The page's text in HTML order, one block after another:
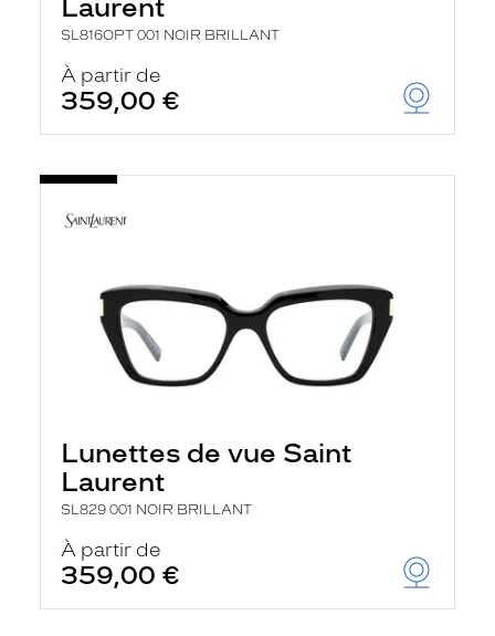
Laurent
SL816OPT 001 NOIR BRILLANT
À partir de
359,00 €
Lunettes de vue Saint
Laurent
SL829 001 NOIR BRILLANT
À partir de
359,00 €